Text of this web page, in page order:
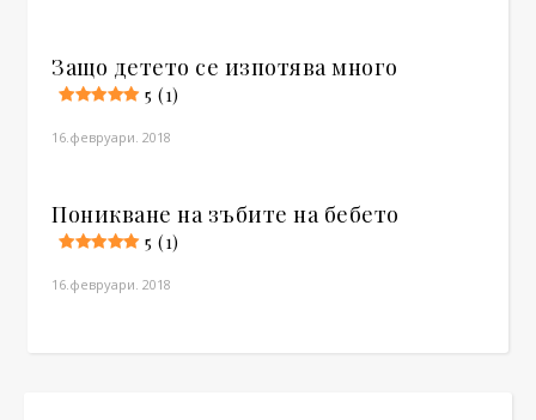
Защо детето се изпотява много
5 (1)
16.февруари. 2018
Поникване на зъбите на бебето
5 (1)
16.февруари. 2018